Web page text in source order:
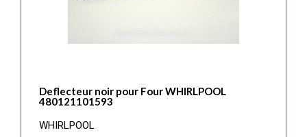
Deflecteur noir pour Four WHIRLPOOL
480121101593
WHIRLPOOL